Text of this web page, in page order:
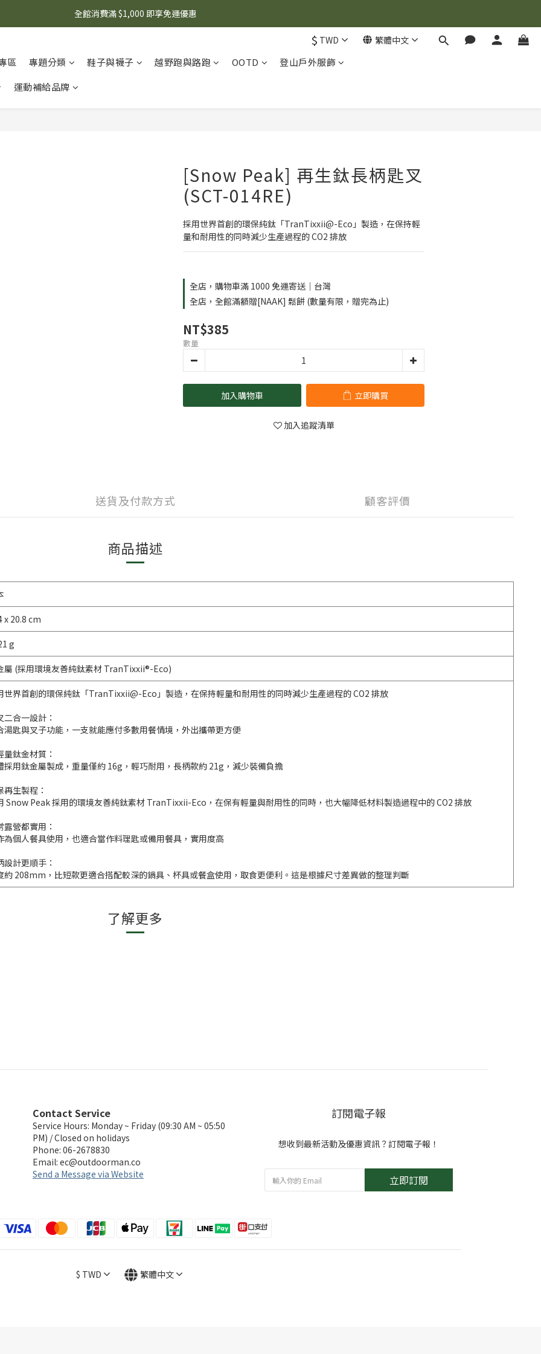
🌟 想知道現在有什麼優惠嗎？ 點擊查看最新優惠！
全館消費滿 $1,000 即享免運優惠
$ TWD 繁體中文
區 專題分類 鞋子與襪子 越野跑與路跑 OOTD
登山戶外服飾
運動補給品牌
[Snow Peak] 再生鈦長柄匙叉
(SCT-014RE)
採用世界首創的環保純鈦「TranTixxii@-Eco」製造，在保持輕
量和耐用性的同時減少生產過程的 CO2 排放
全店，購物車滿 1000 免運寄送｜台灣
全店，全館滿額贈[NAAK] 鬆餅 (數量有限，贈完為止)
NT$385
數量
加入購物車 立即購買
加入追蹤清單
送貨及付款方式 顧客評價
商品描述
x 20.8 cm
g
屬 (採用環境友善純鈦素材 TranTixxii®-Eco)
世界首創的環保純鈦「TranTixxii@-Eco」製造，在保持輕量和耐用性的同時減少生產過程的 CO2 排放
二合一設計：
湯匙與叉子功能，一支就能應付多數用餐情境，外出攜帶更方便
量鈦金材質：
採用鈦金屬製成，重量僅約 16g，輕巧耐用，長柄款約 21g，減少裝備負擔
再生製程：
Snow Peak 採用的環境友善純鈦素材 TranTixxii-Eco，在保有輕量與耐用性的同時，也大幅降低材料製造過程中的 CO2 排放
露營都實用：
為個人餐具使用，也適合當作料理匙或備用餐具，實用度高
設計更順手：
約 208mm，比短款更適合搭配較深的鍋具、杯具或餐盒使用，取食更便利。這是根據尺寸差異做的整理判斷
了解更多
Contact Service
Service Hours: Monday ~ Friday (09:30 AM ~ 05:50
PM) / Closed on holidays
Phone: 06-2678830
Email: ec@outdoorman.co
Send a Message via Website
訂閱電子報
想收到最新活動及優惠資訊？訂閱電子報！
立即訂閱
$ TWD 繁體中文